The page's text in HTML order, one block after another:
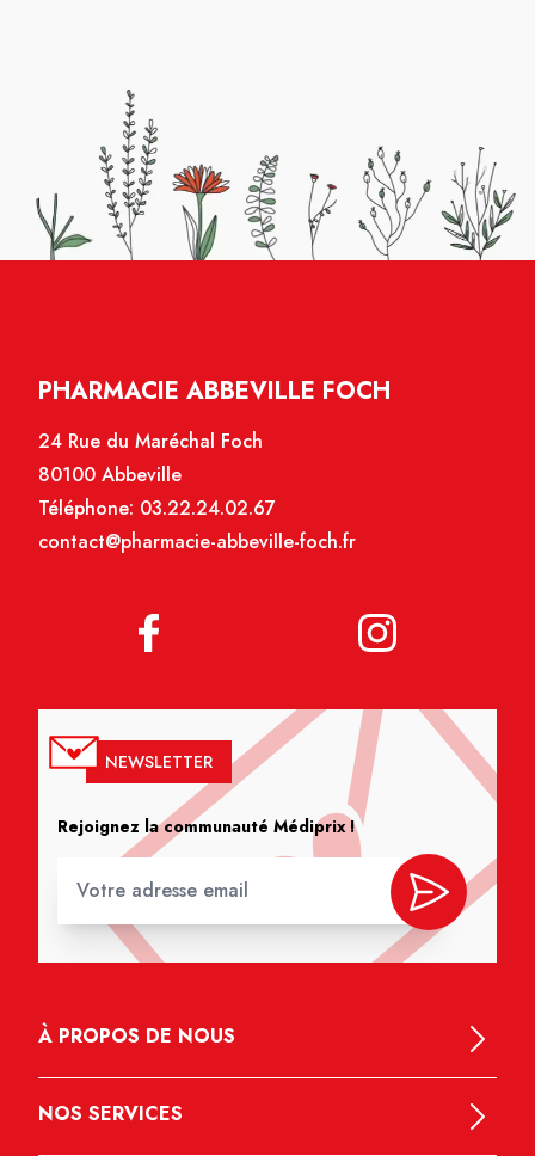
PHARMACIE ABBEVILLE FOCH
24 Rue du Maréchal Foch
80100 Abbeville
Téléphone: 03.22.24.02.67
contact@pharmacie-abbeville-foch.fr
NEWSLETTER
Rejoignez la communauté Médiprix !
À PROPOS DE NOUS
NOS SERVICES